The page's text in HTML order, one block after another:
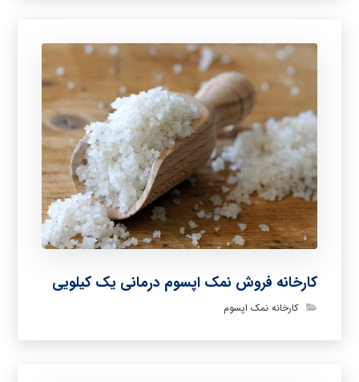
کارخانه فروش نمک اپسوم درمانی یک کیلویی
کارخانه نمک اپسوم